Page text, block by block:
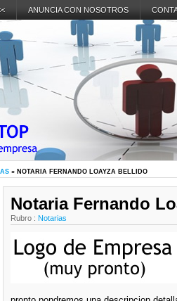
ANUNCIA CON NOSOTROS
» NOTARIA FERNANDO LOAYZA BELLIDO
Notaria Fernando
Rubro : Notarias